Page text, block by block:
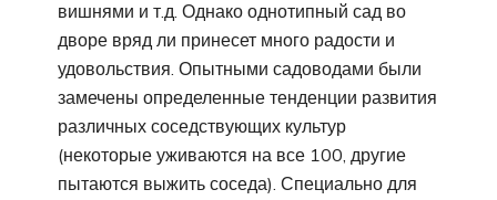
вишнями и т.д. Однако однотипный сад во
дворе вряд ли принесет много радости и
удовольствия. Опытными садоводами были
замечены определенные тенденции развития
различных соседствующих культур
(некоторые уживаются на все 100, другие
пытаются выжить соседа). Специально для